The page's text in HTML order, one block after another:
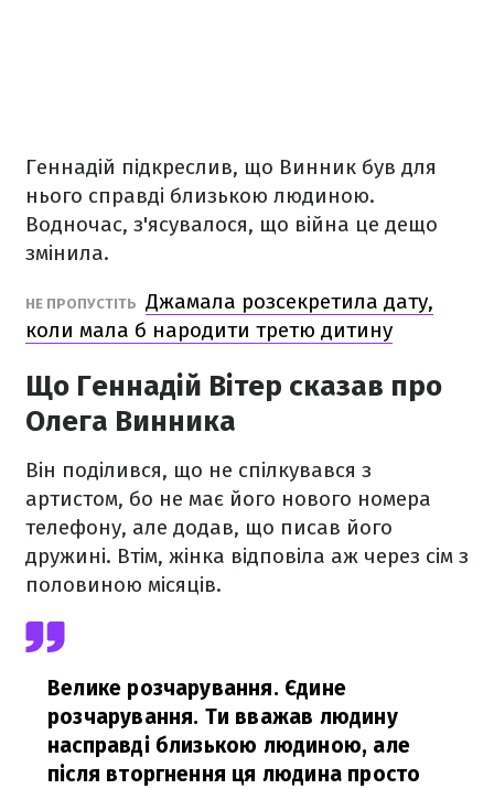
Геннадій підкреслив, що Винник був для
нього справді близькою людиною.
Водночас, з'ясувалося, що війна це дещо
змінила.
НЕ ПРОПУСТІТЬ Джамала розсекретила дату,
коли мала б народити третю дитину
Що Геннадій Вітер сказав про
Олега Винника
Він поділився, що не спілкувався з
артистом, бо не має його нового номера
телефону, але додав, що писав його
дружині. Втім, жінка відповіла аж через сім з
половиною місяців.
Велике розчарування. Єдине
розчарування. Ти вважав людину
насправді близькою людиною, але
після вторгнення ця людина просто